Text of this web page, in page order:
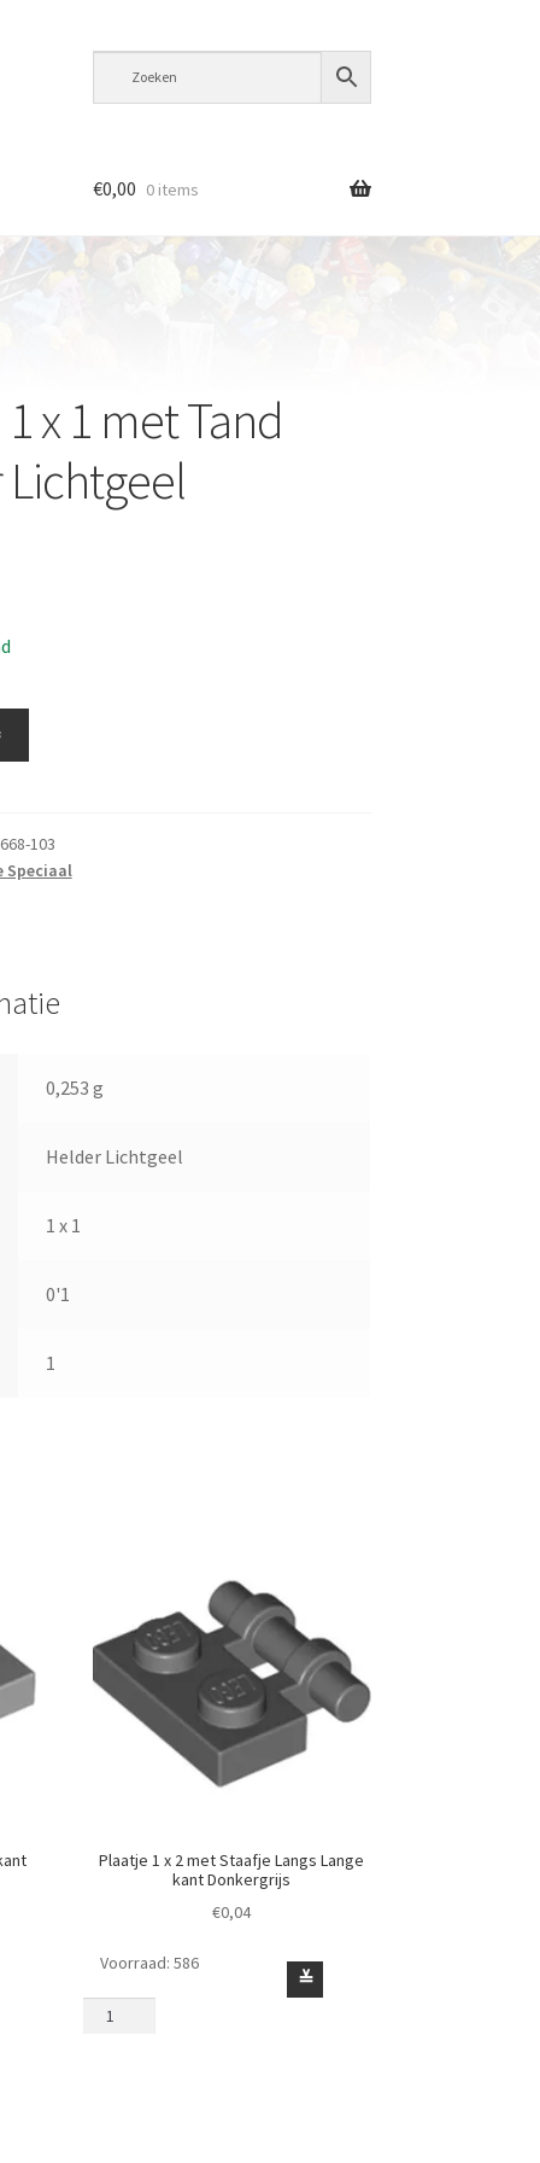
€0,00 0 items
x 1 met Tand
103
Speciaal
0,253 g
Helder Lichtgeel
1 x 1
0'1
1
Plaatje 1 x 2 met Staafje Langs Lange
kant Donkergrijs
€0,04
Plaatje
1
≚
Voorraad: 586